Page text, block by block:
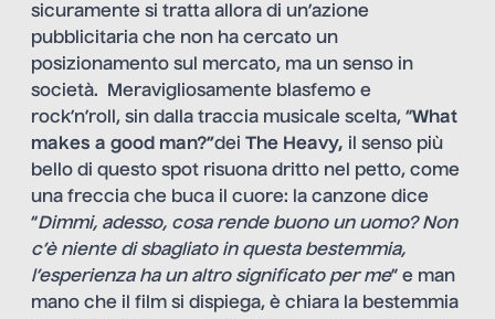
sicuramente si tratta allora di un’azione
pubblicitaria che non ha cercato un
posizionamento sul mercato, ma un senso in
società. Meravigliosamente blasfemo e
rock’n’roll, sin dalla traccia musicale scelta, “What
makes a good man?”dei The Heavy, il senso più
bello di questo spot risuona dritto nel petto, come
una freccia che buca il cuore: la canzone dice
“Dimmi, adesso, cosa rende buono un uomo? Non
c’è niente di sbagliato in questa bestemmia,
l’esperienza ha un altro significato per me” e man
mano che il film si dispiega, è chiara la bestemmia